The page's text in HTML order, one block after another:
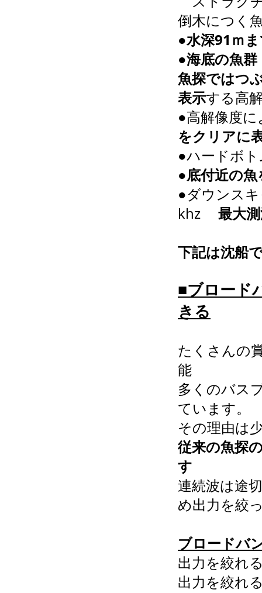
倒木につく
●水深91ｍ
●海底の魚
魚探ではつ
表示する高
●高解像度
をクリアに
●ハードボ
●底付近の
●ダウンス
khz 最大
下記は沈船
■ブロード
きる
たくさんの
能
多くのバス
ています。
その理由は
従来の魚探
す
連続波は途
め出力を絞
ブロードバ
出力を絞れ
出力を絞れ